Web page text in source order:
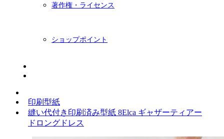
著作権・ライセンス
ショップポイント
印刷型紙
縫い代付き印刷済み型紙 8Elca ギャザーティアー
ドロングドレス